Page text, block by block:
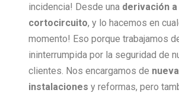
incidencia! Desde una derivación a
cortocircuito, y lo hacemos en
momento! Eso porque trabajamos
ininterrumpida por la seguridad de
clientes. Nos encargamos de
instalaciones y reformas, pero